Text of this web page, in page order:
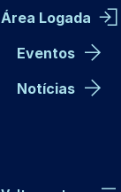
Área Logada
Eventos
Notícias